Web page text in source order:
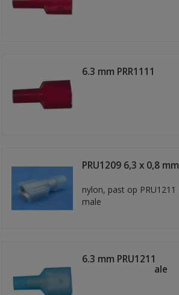
6.3 mm PRR1111
PRU1209 6,3 x 0,8 mm
nylon, past op PRU1211
male
6.3 mm PRU1211
schuifstekker male